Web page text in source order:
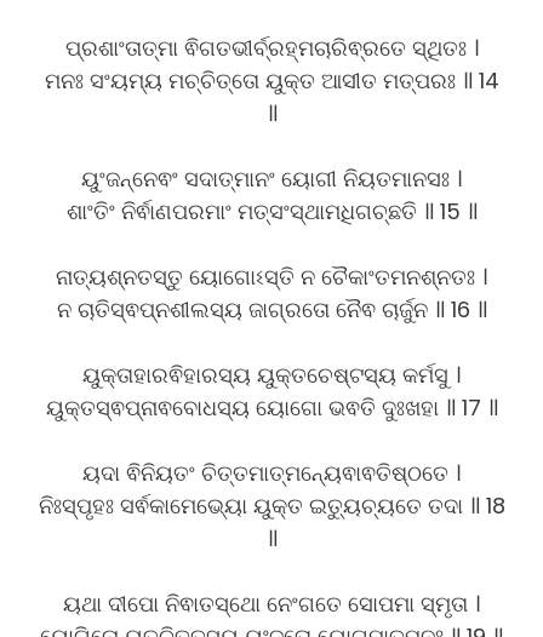
ପ୍ରଶାଂତାତ୍ମା ଵିଗତଭୀର୍ବ୍ରହ୍ମଚାରିଵ୍ରତେ ସ୍ଥିତଃ ।
ମନଃ ସଂୟମ୍ୟ ମଚ୍ଚିତ୍ତୋ ୟୁକ୍ତ ଆସୀତ ମତ୍ପରଃ ॥ 14
॥
ୟୁଂଜନ୍ନେଵଂ ସଦାତ୍ମାନଂ ୟୋଗୀ ନିୟତମାନସଃ ।
ଶାଂତିଂ ନିର୍ଵାଣପରମାଂ ମତ୍ସଂସ୍ଥାମଧିଗଚ୍ଛତି ॥ 15 ॥
ନାତ୍ୟଶ୍ନତସ୍ତୁ ୟୋଗୋଽସ୍ତି ନ ଚୈକାଂତମନଶ୍ନତଃ ।
ନ ଚାତିସ୍ଵପ୍ନଶୀଲସ୍ୟ ଜାଗ୍ରତୋ ନୈଵ ଚାର୍ଜୁନ ॥ 16 ॥
ୟୁକ୍ତାହାରଵିହାରସ୍ୟ ୟୁକ୍ତଚେଷ୍ଟସ୍ୟ କର୍ମସୁ ।
ୟୁକ୍ତସ୍ଵପ୍ନାଵବୋଧସ୍ୟ ୟୋଗୋ ଭଵତି ଦୁଃଖହା ॥ 17 ॥
ୟଦା ଵିନିୟତଂ ଚିତ୍ତମାତ୍ମନ୍ୟେଵାଵତିଷ୍ଠତେ ।
ନିଃସ୍ପୃହଃ ସର୍ଵକାମେଭ୍ୟୋ ୟୁକ୍ତ ଇତ୍ୟୁଚ୍ୟତେ ତଦା ॥ 18
॥
ୟଥା ଦୀପୋ ନିଵାତସ୍ଥୋ ନେଂଗତେ ସୋପମା ସ୍ମୃତା ।